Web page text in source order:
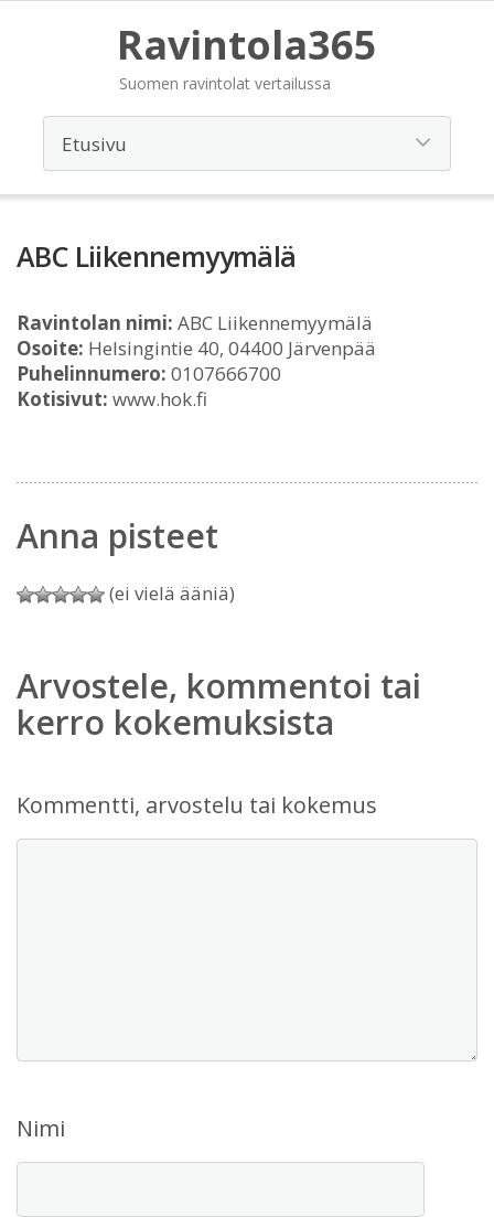
Ravintola365
Suomen ravintolat vertailussa
ABC Liikennemyymälä
Ravintolan nimi: ABC Liikennemyymälä
Osoite: Helsingintie 40, 04400 Järvenpää
Puhelinnumero: 0107666700
Kotisivut: www.hok.fi
Anna pisteet
(ei vielä ääniä)
Arvostele, kommentoi tai
kerro kokemuksista
Kommentti, arvostelu tai kokemus
Nimi